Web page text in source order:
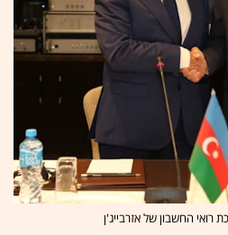
רואי החשבון של אזרבייג'ן